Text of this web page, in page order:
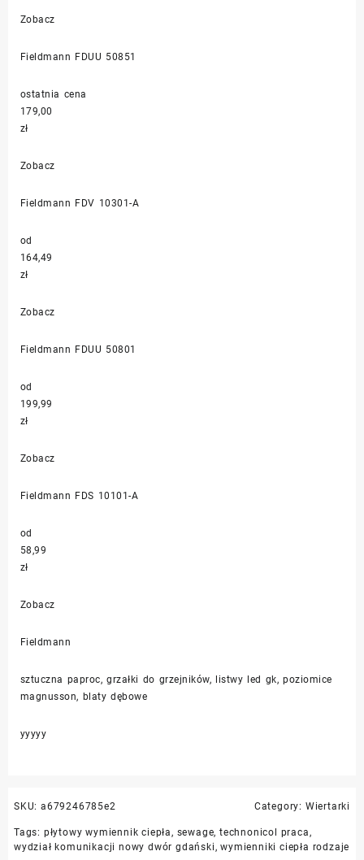
Zobacz
Fieldmann FDUU 50851
ostatnia cena
179,00
zł
Zobacz
Fieldmann FDV 10301-A
od
164,49
zł
Zobacz
Fieldmann FDUU 50801
od
199,99
zł
Zobacz
Fieldmann FDS 10101-A
od
58,99
zł
Zobacz
Fieldmann
sztuczna paproc, grzałki do grzejników, listwy led gk, poziomice
magnusson, blaty dębowe
yyyyy
SKU: a679246785e2 Category: Wiertarki
Tags: płytowy wymiennik ciepła, sewage,technonicol praca,
wydział komunikacji nowy dwór gdański,wymienniki ciepła rodzaje